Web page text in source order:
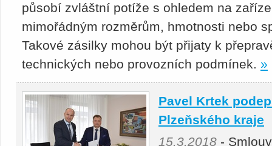
působí zvláštní potíže s ohledem na
mimořádným rozměrům, hmotnosti nebo
Takové zásilky mohou být přijaty k
technických nebo provozních podmínek. »
Pavel Krtek
Plzeňského kraje
15.3.2018 -